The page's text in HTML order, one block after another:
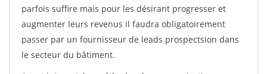
parfois suffire mais pour les désirant progresser et
augmenter leurs revenus il faudra obligatoirement
passer par un fournisseur de leads prospectsion dans
le secteur du bâtiment.